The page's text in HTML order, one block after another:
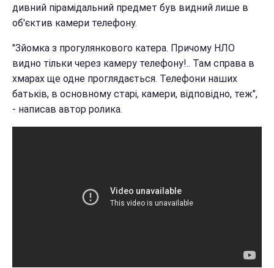
дивний пірамідальний предмет був видний лише в
об'єктив камери телефону.
"Зйомка з прогулянкового катера. Причому НЛО
видно тільки через камеру телефону!.. Там справа в
хмарах ще одне проглядається. Телефони наших
батьків, в основному старі, камери, відповідно, теж",
- написав автор ролика.